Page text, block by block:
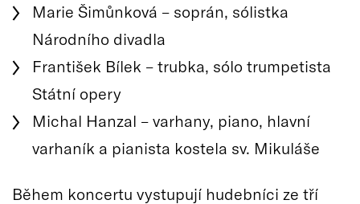
Marie Šimůnková – soprán, sólistka
Národního divadla
František Bílek – trubka, sólo trumpetista
Státní opery
Michal Hanzal – varhany, piano, hlavní
varhaník a pianista kostela sv. Mikuláše
Během koncertu vystupují hudebníci ze tří